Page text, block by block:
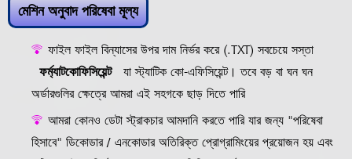
মেশিন অনুবাদ পরিষেবা মূল্য
ফাইল ফাইল বিন্যাসের উপর দাম নির্ভর করে (.TXT) সবচেয়ে সস্তা
ফর্ম্যাটকোফিসিয়েন্ট
যা স্ট্যাটিক কো-এফিসিয়েন্ট। তবে বড় বা ঘন ঘন
অর্ডারগুলির ক্ষেত্রে আমরা এই সহগকে ছাড় দিতে পারি
আমরা কোনও ডেটা স্ট্রাকচার আমদানি করতে পারি যার জন্য "পরিষেবা
হিসাবে" ডিকোডার / এনকোডার অতিরিক্ত প্রোগ্রামিংয়ের প্রয়োজন হয় এবং